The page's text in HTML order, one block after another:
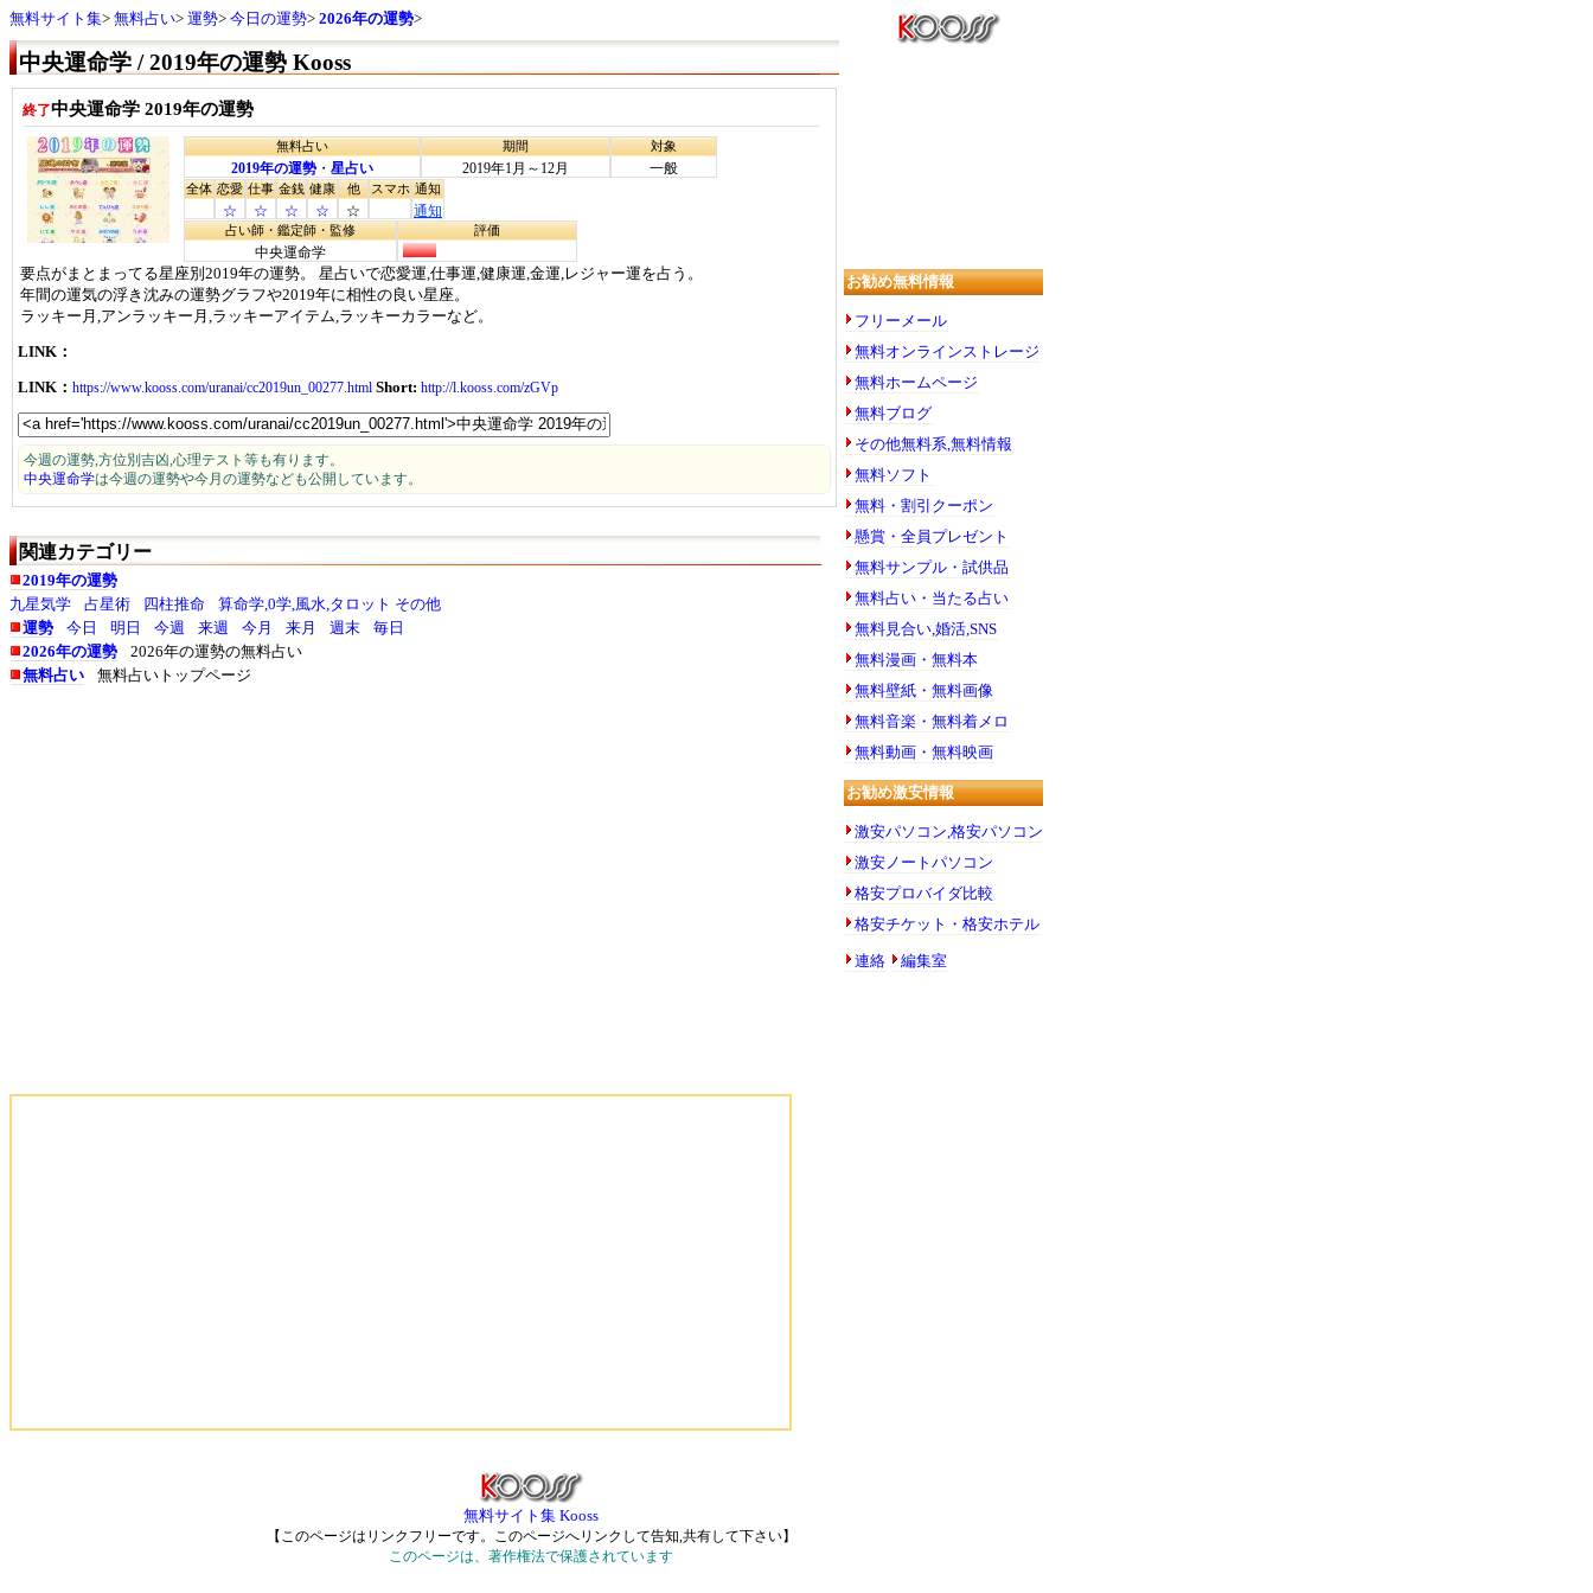
無料サイト集 無料占い 運勢 今日の運勢 2026年の運勢
中央運命学 / 2019年の運勢 Kooss
終了中央運命学 2019年の運勢
無料占い
2019年の運勢 ・ 星占い
期間
2019年1月～12月
対象
一般
全体 恋愛
☆
仕事
☆
金銭
☆
健康
☆
他
☆
スマホ 通知
通知
占い師・鑑定師・監修
中央運命学
評価
要点がまとまってる星座別2019年の運勢。 星占いで恋愛運,仕事運,健康運,金運,レジャー運を占う。
年間の運気の浮き沈みの運勢グラフや2019年に相性の良い星座。
ラッキー月,アンラッキー月,ラッキーアイテム,ラッキーカラーなど。
LINK：
LINK： https://www.kooss.com/uranai/cc2019un_00277.html Short: http://l.kooss.com/zGVp
今週の運勢,方位別吉凶,心理テスト等も有ります。
中央運命学は今週の運勢や今月の運勢なども公開しています。
関連カテゴリー
2019年の運勢
九星気学
占星術 四柱推命
算命学,0学,風水,タロット その他
運勢
今日 明日 今週 来週 今月 来月 週末
毎日
2026年の運勢
2026年の運勢の無料占い
無料占い
無料占いトップページ
お勧め無料情報
フリーメール
無料オンラインストレージ
無料ホームページ
無料ブログ
その他無料系,無料情報
無料ソフト
無料・割引クーポン
懸賞・全員プレゼント
無料サンプル・試供品
無料占い・当たる占い
無料見合い,婚活,SNS
無料漫画・無料本
無料壁紙・無料画像
無料音楽・無料着メロ
無料動画・無料映画
お勧め激安情報
激安パソコン,格安パソコン
激安ノートパソコン
格安プロバイダ比較
格安チケット・格安ホテル
連絡 編集室
無料サイト集 Kooss
【このページはリンクフリーです。このページへリンクして告知,共有して下さい】
このページは、著作権法で保護されています